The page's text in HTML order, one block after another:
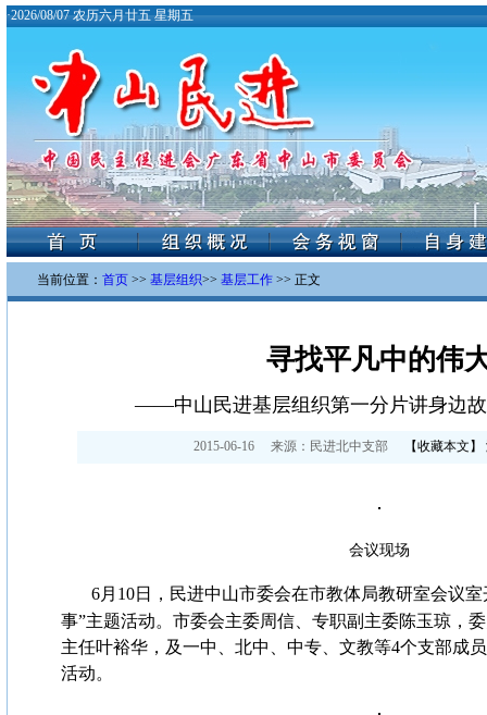
·2026/08/07 农历六月廿五 星期五
当前位置： 首页 >> 基层组织>> 基层工作 >> 正文
寻找平凡中的伟
——中山民进基层组织第一分片讲身边
2015-06-16 来源： 民进北中支部 【收藏本文
会议现场
6月10日，民进中山市委会在市教体局教研室会议
事”主题活动。市委会主委周信、专职副主委陈玉琼，
主任叶裕华，及一中、北中、中专、文教等4个支部成
活动。